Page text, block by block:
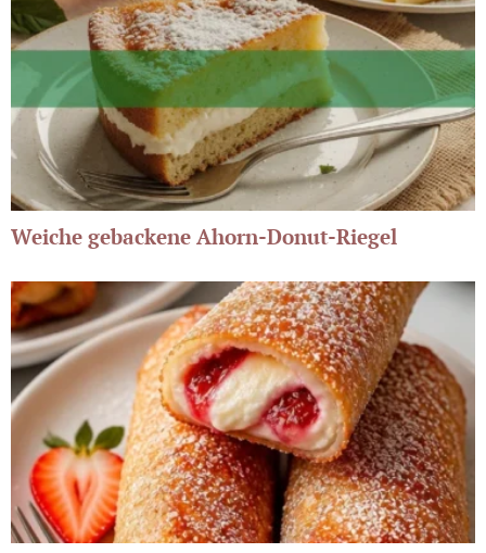
Weiche gebackene Ahorn-Donut-Riegel